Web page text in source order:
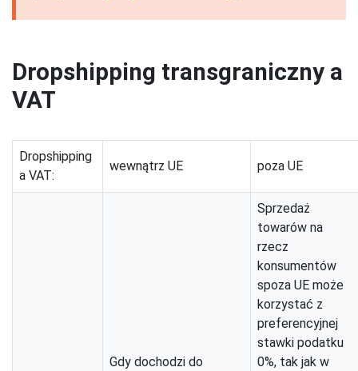
Dropshipping transgraniczny a
VAT
Dropshipping
a VAT:
wewnątrz UE poza UE
Gdy dochodzi do
Sprzedaż
towarów na
rzecz
konsumentów
spoza UE może
korzystać z
preferencyjnej
stawki podatku
0%, tak jak w